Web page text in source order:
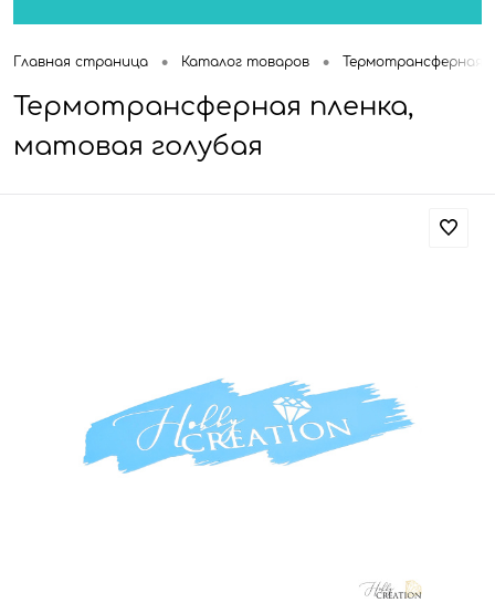
Главная страница • Каталог товаров • Термотрансферная
Термотрансферная пленка,
матовая голубая